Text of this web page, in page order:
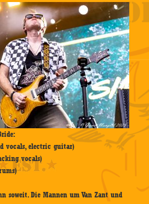
vocals, electric guitar)
vocals)
soweit. Die Mannen um Van Zant und